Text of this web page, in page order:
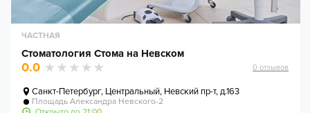
ЧАСТНАЯ
Стоматология Стома на Невском
0.0 0 отзывов
Санкт-Петербург, Центральный, Невский пр-т, д.163
Площадь Александра Невского-2